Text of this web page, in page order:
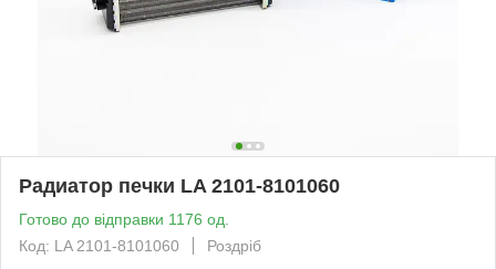
Радиатор печки LA 2101-8101060
Готово до відправки 1176 од.
Код: LA 2101-8101060
Роздріб